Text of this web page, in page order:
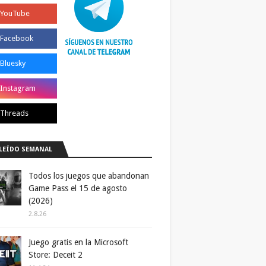
SEMANAL
Todos los juegos que abandonan
Game Pass el 15 de agosto
(2026)
2.8.26
Juego gratis en la Microsoft
Store: Deceit 2